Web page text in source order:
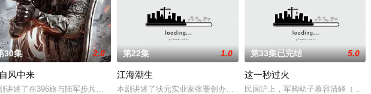
，林知夏忽然对他说：“江逾白，我喜欢你，哲学和生物学意义上的喜欢。”那个夜晚，他脸颊微
30集 2.0
风中来
讲述了在396旅与陆军步兵学院联合举办的小型军事演习中，郭子剑因不满演习流于形式，假传指令要求真
第22集 1.0
江海潮生
本剧讲述了状元实业家张謇创办大生企业，实业报国的故事。甲午战争后
第33集已完结 5.0
这一秒过火
民国沪上，军阀幼子慕容清峄（张